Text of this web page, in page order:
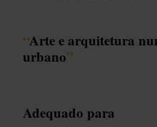
“Arte e arquitetura
urbano”
Adequado para